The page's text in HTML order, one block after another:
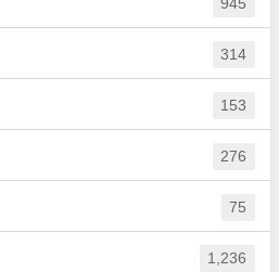
945
314
153
276
75
1,236